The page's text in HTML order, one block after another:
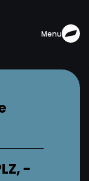
Menu
-